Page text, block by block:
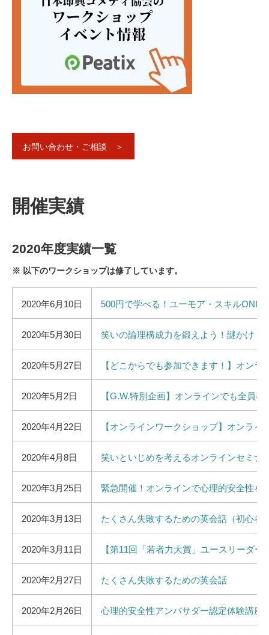
お問い合わせ・ご相談 ＞
開催実績
2020年度実績一覧
※ 以下のワークショップは修了しています。
2020年6月10日 500円で学べる！ユーモア・スキル
2020年5月30日 笑いの論理構成力を鍛えよう！謎かけ
2020年5月27日 【どこからでも参加できます！】オン
2020年5月2日 【G.W.特別企画】オンラインでも全員
2020年4月22日 【オンラインワークショップ】オンラ
2020年4月8日 笑いといじめを考えるオンラインセミナ
2020年3月25日 緊急開催！オンラインで心理的安全性を
2020年3月13日 たくさん失敗するための英会話（初心者
2020年3月11日 【第11回「若者力大賞」ユースリーダ
2020年2月27日 たくさん失敗するための英会話
2020年2月26日 心理的安全性アンバサダー認定体験講座